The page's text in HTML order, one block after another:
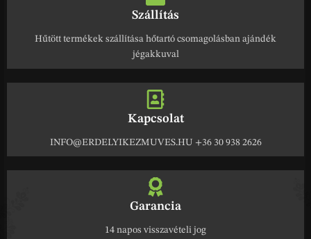
Szállítás
Hűtött termékek szállítása hőtartó csomagolásban ajándék
jégakkuval
Kapcsolat
INFO@ERDELYIKEZMUVES.HU +36 30 938 2626
Garancia
14 napos visszavételi jog